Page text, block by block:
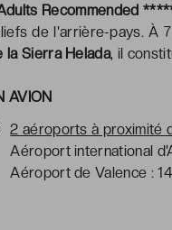
Recommended
de l'arrière-pays. À
la Sierra Helada, il
AVION
2 aéroports à proximité
Aéroport international
Aéroport de Valence :